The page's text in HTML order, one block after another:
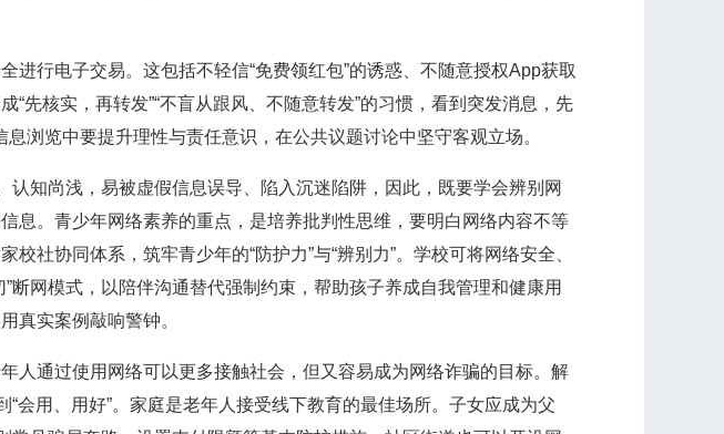
行电子交易。这包括不轻信“免费领红包”的诱惑、不随意授权App获取
先核实，再转发”“不盲从跟风、不随意转发”的习惯，看到突发消息，先
浏览中要提升理性与责任意识，在公共议题讨论中坚守客观立场。
知尚浅，易被虚假信息误导、陷入沉迷陷阱，因此，既要学会辨别网
息。青少年网络素养的重点，是培养批判性思维，要明白网络内容不等
社协同体系，筑牢青少年的“防护力”与“辨别力”。学校可将网络安全、
网模式，以陪伴沟通替代强制约束，帮助孩子养成自我管理和健康用
真实案例敲响警钟。
通过使用网络可以更多接触社会，但又容易成为网络诈骗的目标。解
会用、用好”。家庭是老年人接受线下教育的最佳场所。子女应成为父